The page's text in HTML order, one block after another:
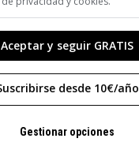
Aceptar y seguir GRATIS
desde 10€/año
Gestionar opciones